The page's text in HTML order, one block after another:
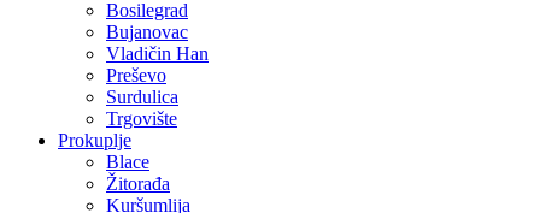
Bosilegrad
Bujanovac
Vladičin Han
Preševo
Surdulica
Trgovište
Prokuplje
Blace
Žitorađa
Kuršumlija